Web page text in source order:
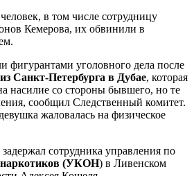
в том числе сотрудницу
Кемерова, их обвинили в
фигурантами уголовного дела после
Санкт-Петербурга в Дубае, которая
насилие со стороны бывшего, но те
сообщил Следственный комитет.
жаловалась на физическое
сотрудника управления по
наркотиков (УКОН) в Ливенском